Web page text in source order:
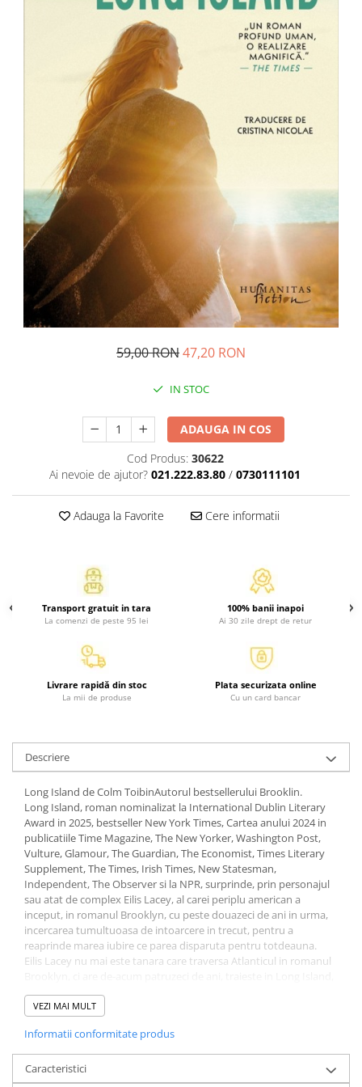
Vanzari si marketing
Atlase, dictionare si enciclopedii
Carte prescolara
Carte scolara
Dictionare de limba romana
Ghiduri de conversatie
Invatamant gimnazial
Invatamant primar
Invatarea limbilor straine
Liceu
Povesti si povestiri
Carti in limba engleza
Carti pentru copii
Activitati si jocuri pentru copii
Carte prescolara
Carti de colorat
Grafice
Literatura si fictiune
Povesti pentru copii
Atlase, dictionare si enciclopedii
Dictionare de limba romana
Dictionare tematice
Diete si fitness
Diverse
Feng Shui
Medicina alternativa
Sa nu razi :((
Drept
Legislatie
Fictiune
Actiune si Aventura
Actiune,aventura
Crime, Thriller, Mistery
Literatura de divertisment
59,00 RON47,20 RON
IN STOC
ADAUGA IN COS
Cod Produs: 30622
Ai nevoie de ajutor? 021.222.83.80 / 0730111101
Adauga la Favorite Cere informatii
Transport gratuit in tara
La comenzi de peste 95 lei
100% banii inapoi
Ai 30 zile drept de retur
Livrare rapidă din stoc
La mii de produse
Plata securizata online
Cu un card bancar
Descriere
Long Island de Colm ToibinAutorul bestsellerului Brooklin.
Long Island, roman nominalizat la International Dublin Literary
Award in 2025, bestseller New York Times, Cartea anului 2024 in
publicatiile Time Magazine, The New Yorker, Washington Post,
Vulture, Glamour, The Guardian, The Economist, Times Literary
Supplement, The Times, Irish Times, New Statesman,
Independent, The Observer si la NPR, surprinde, prin personajul
sau atat de complex Eilis Lacey, al carei periplu american a
inceput, in romanul Brooklyn, cu peste douazeci de ani in urma,
incercarea tumultuoasa de intoarcere in trecut, pentru a
reaprinde marea iubire ce parea disparuta pentru totdeauna.
Eilis Lacey nu mai este tanara care traversa Atlanticul in romanul
intr-o suburbie linistita, alaturi de sotul ei, Tony, de copiii lor,
Larry si Rosella, si de rudele numeroase si zgomotoase ale lui
insa ii zguduie viata: un irlandez pe care nu-l cunoaste ii bate la
usa cu o veste ce destrama echilibrul familiei, determinand-o pe
Eilis sa revina in Irlanda. Intoarcerea acasa nu este insa atat de
VEZI MAI MULT
Informatii conformitate produs
Caracteristici